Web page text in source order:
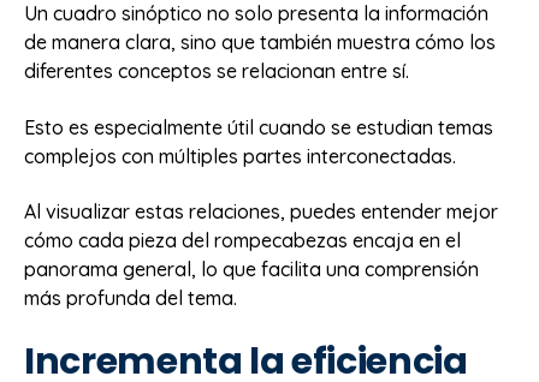
Un cuadro sinóptico no solo presenta la información
de manera clara, sino que también muestra cómo los
diferentes conceptos se relacionan entre sí.
Esto es especialmente útil cuando se estudian temas
complejos con múltiples partes interconectadas.
Al visualizar estas relaciones, puedes entender mejor
cómo cada pieza del rompecabezas encaja en el
panorama general, lo que facilita una comprensión
más profunda del tema.
Incrementa la eficiencia